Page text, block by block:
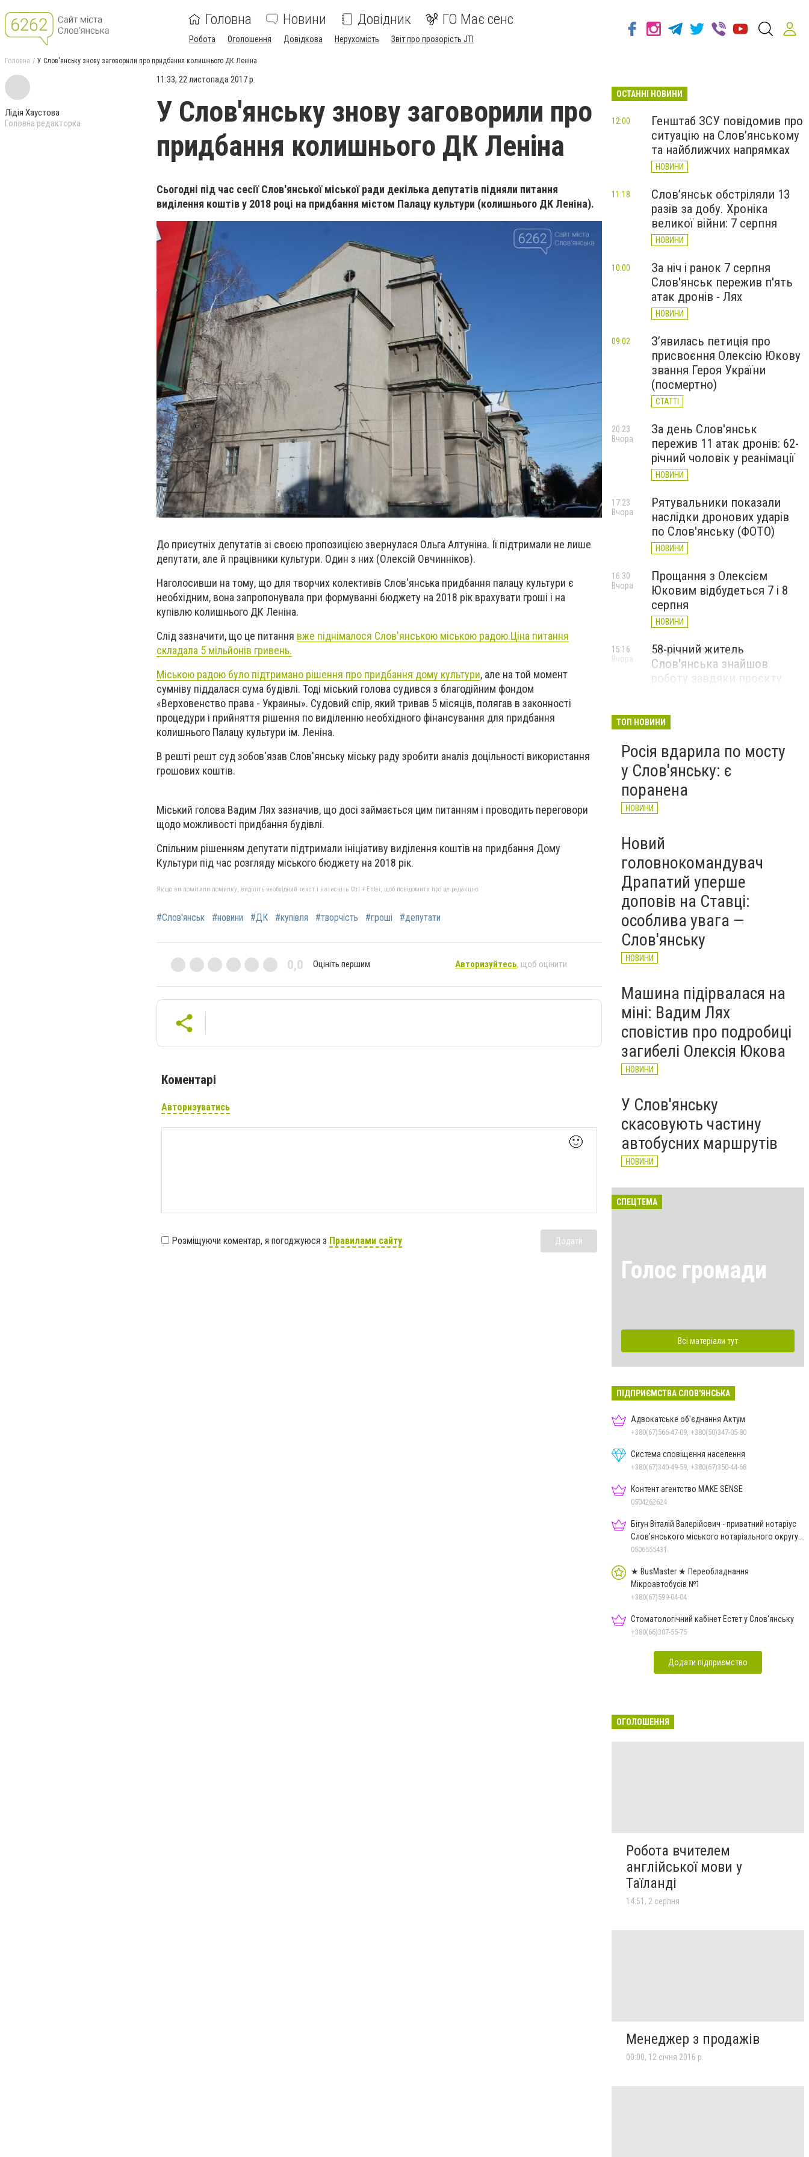
Головна Новини Довідник ГО Має сенс
Робота Оголошення Довідкова Нерухомість Звіт про прозорість JTI
Головна У Слов'янську знову заговорили про придбання колишнього ДК Леніна
Лідія Хаустова
Головна редакторка
11:33, 22 листопада 2017 р.
У Слов'янську знову заговорили про
придбання колишнього ДК Леніна
Сьогодні під час сесії Слов'янської міської ради декілька депутатів підняли питання
виділення коштів у 2018 році на придбання містом Палацу культури (колишнього ДК Леніна).
До присутніх депутатів зі своєю пропозицією звернулася Ольга Алтуніна. Її підтримали не лише
депутати, але й працівники культури. Один з них (Олексій Овчинніков).
Наголосивши на тому, що для творчих колективів Слов'янська придбання палацу культури є
необхідним, вона запропонувала при формуванні бюджету на 2018 рік врахувати гроші і на
купівлю колишнього ДК Леніна.
Слід зазначити, що це питання вже піднімалося Слов'янською міською радою.Ціна питання
складала 5 мільйонів гривень.
Міською радою було підтримано рішення про придбання дому культури, але на той момент
сумніву піддалася сума будівлі. Тоді міський голова судився з благодійним фондом
«Верховенство права - Украины». Судовий спір, який тривав 5 місяців, полягав в законності
процедури і прийняття рішення по виділенню необхідного фінансування для придбання
колишнього Палацу культури ім. Леніна.
В решті решт суд зобов'язав Слов'янську міську раду зробити аналіз доцільності використання
грошових коштів.
Міський голова Вадим Лях зазначив, що досі займається цим питанням і проводить переговори
щодо можливості придбання будівлі.
Спільним рішенням депутати підтримали ініціативу виділення коштів на придбання Дому
Культури під час розгляду міського бюджету на 2018 рік.
Якщо ви помітили помилку, виділіть необхідний текст і натисніть Ctrl + Enter, щоб повідомити про це редакцію
#Слов'янськ #новини #ДК #купівля #творчість #гроші #депутати
0,0 Оцініть першим Авторизуйтесь, щоб оцінити
Коментарі
Авторизуватись
🙂
Розміщуючи коментар, я погоджуюся з Правилами сайту Додати
ОСТАННІ НОВИНИ
Генштаб ЗСУ повідомив про
ситуацію на Слов’янському
та найближчих напрямках
НОВИНИ
12:00
Слов’янськ обстріляли 13
разів за добу. Хроніка
великої війни: 7 серпня
НОВИНИ
11:18
За ніч і ранок 7 серпня
Слов'янськ пережив п'ять
атак дронів - Лях
НОВИНИ
10:00
З’явилась петиція про
присвоєння Олексію Юкову
звання Героя України
(посмертно)
СТАТТІ
09:02
За день Слов'янськ
пережив 11 атак дронів: 62-
річний чоловік у реанімації
НОВИНИ
20:23
Вчора
Рятувальники показали
наслідки дронових ударів
по Слов'янську (ФОТО)
НОВИНИ
17:23
Вчора
Прощання з Олексієм
Юковим відбудеться 7 і 8
серпня
НОВИНИ
16:30
Вчора
58-річний житель
Слов'янська знайшов
роботу завдяки проєкту
15:16
Вчора
ТОП НОВИНИ
Росія вдарила по мосту
у Слов'янську: є
поранена
НОВИНИ
Новий
головнокомандувач
Драпатий уперше
доповів на Ставці:
особлива увага —
Слов'янську
НОВИНИ
Машина підірвалася на
міні: Вадим Лях
сповістив про подробиці
загибелі Олексія Юкова
НОВИНИ
У Слов'янську
скасовують частину
автобусних маршрутів
НОВИНИ
СПЕЦТЕМА
Голос громади
Всі матеріали тут
ПІДПРИЄМСТВА СЛОВ'ЯНСЬКА
Адвокатське об'єднання Актум
+380(67)566-47-09, +380(50)347-05-80
Система сповіщення населення
+380(67)340-49-59, +380(67)350-44-68
Контент агентство MAKE SENSE
0504262624
Бігун Віталій Валерійович - приватний нотаріус
Слов'янського міського нотаріального округу
Дон.обл.
0506555431
★ BusMaster ★ Переобладнання
Мікроавтобусів №1
+380(67)599-04-04
Стоматологічний кабінет Естет у Слов'янську
+380(66)307-55-75
Додати підприємство
ОГОЛОШЕННЯ
Робота вчителем
англійської мови у
Таїланді
14:51, 2 серпня
Менеджер з продажів
00:00, 12 січня 2016 р.